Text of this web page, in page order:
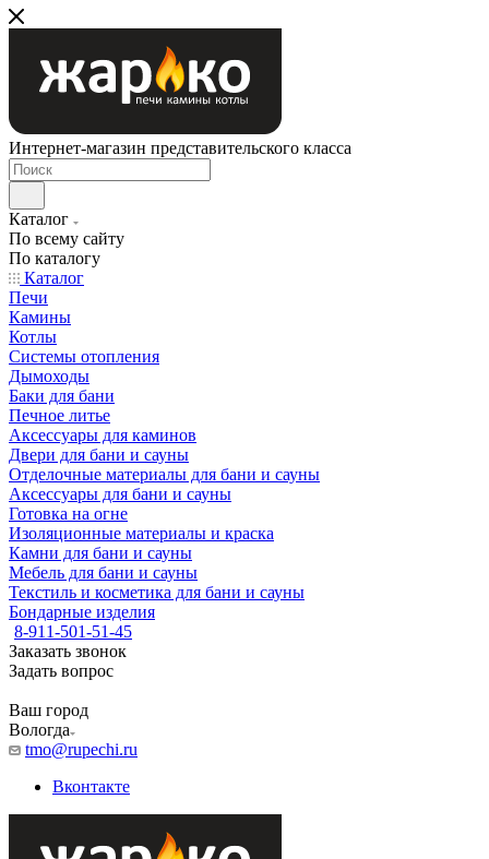
Интернет-магазин представительского класса
Каталог
По всему сайту
По каталогу
Каталог
Печи
Камины
Котлы
Системы отопления
Дымоходы
Баки для бани
Печное литье
Аксессуары для каминов
Двери для бани и сауны
Отделочные материалы для бани и сауны
Аксессуары для бани и сауны
Готовка на огне
Изоляционные материалы и краска
Камни для бани и сауны
Мебель для бани и сауны
Текстиль и косметика для бани и сауны
Бондарные изделия
8-911-501-51-45
Заказать звонок
Задать вопрос
Ваш город
Вологда
tmo@rupechi.ru
Вконтакте